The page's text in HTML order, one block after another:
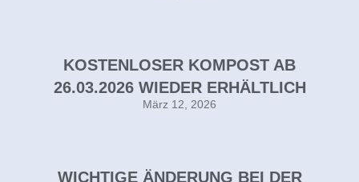
KOSTENLOSER KOMPOST AB
26.03.2026 WIEDER ERHÄLTLICH
März 12, 2026
WICHTIGE ÄNDERUNG BEI DER